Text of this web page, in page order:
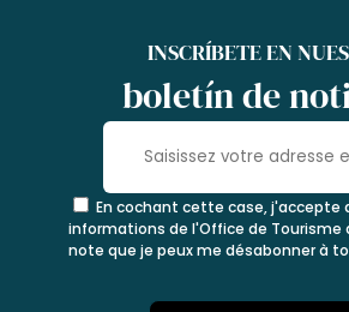
INSCRÍBETE EN
boletín de
En cochant cette case, j'accepte
informations de l'Office de Tourisme
note que je peux me désabonner à